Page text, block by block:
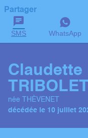
Partager
SMS WhatsApp
Claudette
TRIBOLET
née THÈVENET
décédée le 10 juillet